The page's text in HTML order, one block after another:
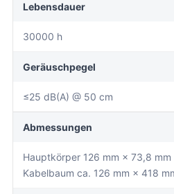
Lebensdauer
30000 h
Geräuschpegel
≤25 dB(A) @ 50 cm
Abmessungen
Hauptkörper 126 mm × 73,8
Kabelbaum ca. 126 mm × 418